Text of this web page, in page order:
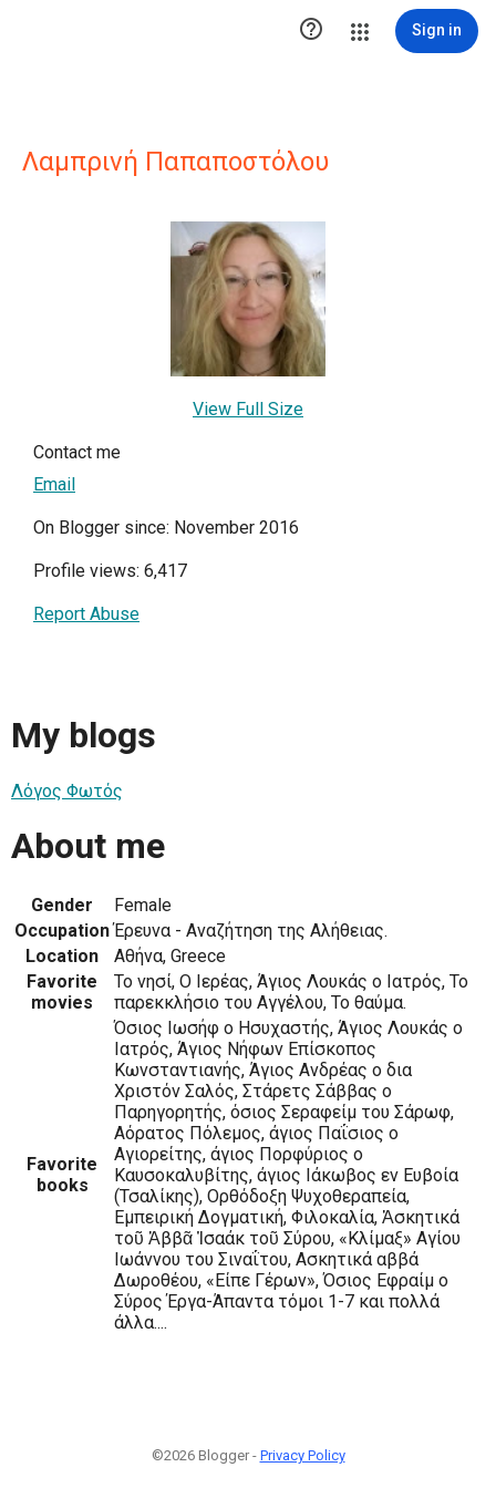
 Sign in
Λαμπρινή Παπαποστόλου
View Full Size
Contact me
Email
On Blogger since: November 2016
Profile views: 6,417
Report Abuse
My blogs
Λόγος Φωτός
About me
Gender
Female
Occupation Έρευνα - Αναζήτηση της Αλήθειας.
Location
Αθήνα, Greece
Favorite
movies
Το νησί, Ο Ιερέας, Άγιος Λουκάς ο Ιατρός, Το
παρεκκλήσιο του Αγγέλου, Το θαύμα.
Favorite
books
Όσιος Ιωσήφ ο Ησυχαστής, Άγιος Λουκάς ο
Ιατρός, Άγιος Νήφων Επίσκοπος
Κωνσταντιανής, Άγιος Ανδρέας ο δια
Χριστόν Σαλός, Στάρετς Σάββας ο
Παρηγορητής, όσιος Σεραφείμ του Σάρωφ,
Αόρατος Πόλεμος, άγιος Παΐσιος ο
Αγιορείτης, άγιος Πορφύριος ο
Καυσοκαλυβίτης, άγιος Ιάκωβος εν Ευβοία
(Τσαλίκης), Ορθόδοξη Ψυχοθεραπεία,
Εμπειρική Δογματική, Φιλοκαλία, Ἀσκητικά
τοῦ Ἀββᾶ Ἰσαάκ τοῦ Σύρου, «Κλίμαξ» Αγίου
Ιωάννου του Σιναΐτου, Ασκητικά αββά
Δωροθέου, «Είπε Γέρων», Όσιος Εφραίμ ο
Σύρος Έργα-Άπαντα τόμοι 1-7 και πολλά
άλλα....
©2026 Blogger - Privacy Policy